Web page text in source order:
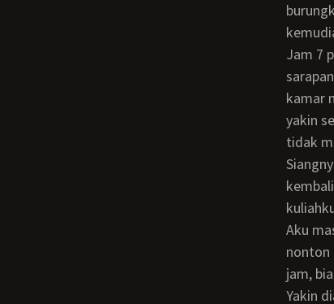
Jam 7 pagi ibuku bangun terus mandi. Aku keluar kamar terus ke dapur. Dia sedang
kamar
yakin
tidak
Siangnya dia pergi ke supermarket belanja kebutuhan dapur dengan adik-adikku dan
Aku masih memikirkan apa yang akan kulakun dengan ibuku malam ini. Saat kami
nonton
jam,
Yakin dia sudah tidur lelap, aku diam-diam masuk kamarnya dan kulihat dia tidur